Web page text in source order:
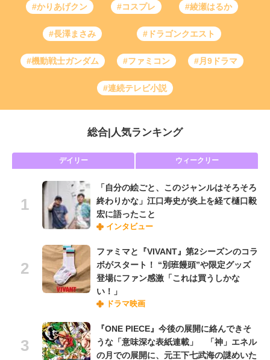
#かりあげクン #コスプレ #綾瀬はるか
#長澤まさみ #ドラゴンクエスト
#機動戦士ガンダム #ファミコン #月9ドラマ
#連続テレビ小説
総合 人気ランキング
デイリー ウィークリー
「自分の絵ごと、このジャンルはそろそろ
終わりかな」江口寿史が炎上を経て樋口毅
宏に語ったこと
インタビュー
ファミマと『VIVANT』第2シーズンのコラ
ボがスタート！ “別班饅頭”や限定グッズ
登場にファン感激「これは買うしかな
い！」
ドラマ映画
『ONE PIECE』今後の展開に絡んできそ
うな「意味深な表紙連載」 「神」エネル
の月での展開に、元王下七武海の謎めいた